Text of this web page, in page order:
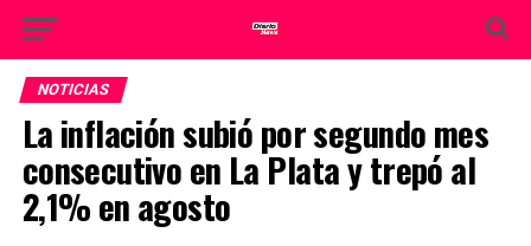
NOTICIAS
La inflación subió por segundo mes
consecutivo en La Plata y trepó al
2,1% en agosto